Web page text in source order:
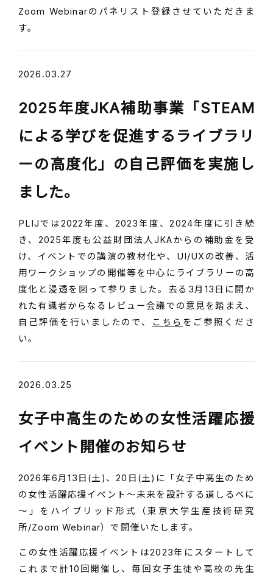
Zoom Webinarのパネリスト登録させていただきま
す。
2026.03.27
2025年度JKA補助事業「STEAM
による学びを促進するライブラリ
ーの高度化」の自己評価を実施し
ました。
PLIJでは2022年度、2023年度、2024年度に引き続
き、2025年度も公益財団法人JKAからの補助金を受
け、イベントでの講演の教材化や、UI/UXの改善、活
用ワークショップの開催等を中心にライブラリーの高
度化と浸透を図って参りました。去る3月13日に開か
れた有識者からなるレビュー会議での意見を踏まえ、
自己評価を行いましたので、 こちら をご参照くださ
い。
2026.03.25
女子中高生のための女性活躍応援
イベント開催のお知らせ
2026年6月13日(土)、20日(土)に「女子中高生のため
の女性活躍応援イベント～未来を設計する道しるべに
～」をハイブリッド形式（東京大学生産技術研究
所/Zoom Webinar）で開催いたします。
この女性活躍応援イベントは2023年にスタートして
これまで計10回開催し、毎回女子生徒や高校の先生